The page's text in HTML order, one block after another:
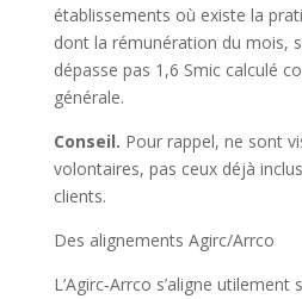
établissements où existe la
dont la rémunération du mois,
dépasse pas 1,6 Smic calculé
générale.
Conseil. Pour rappel, ne sont
volontaires, pas ceux déjà
clients.
Des alignements Agirc/Arrco
L’Agirc‑Arrco s’aligne